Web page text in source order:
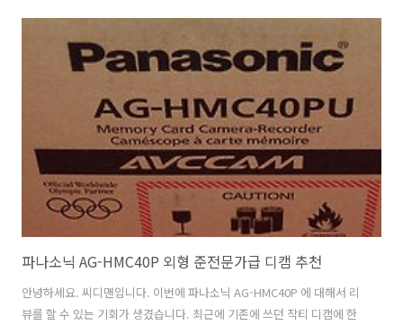
지금 딱 1백만원대의 디지털 캠코더를 가지고 있지만, 그래도 수동기능
은 가끔 아쉬울 때가 있습니다. Dslr 도 마찬가지고 하이엔드 이하 디카
를 가진분들이 쓰고 쓰다가 뭔가 부족하면 결국 그 위에 걸 바라보게 되
움을 느꼇던분들에게 해결책을 보여주는 디지털 캠코더라고 생각합니
파나소닉 AG-HMC40P 외형 준전문가급 디캠 추천
안녕하세요. 씨디맨입니다. 이번에 파나소닉 AG-HMC40P 에 대해서 리
뷰를 할 수 있는 기회가 생겼습니다. 최근에 기존에 쓰던 작티 디캠에 한